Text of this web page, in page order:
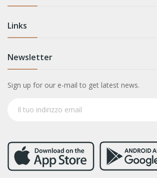
Links
Newsletter
Sign up for our e-mail to get latest news.